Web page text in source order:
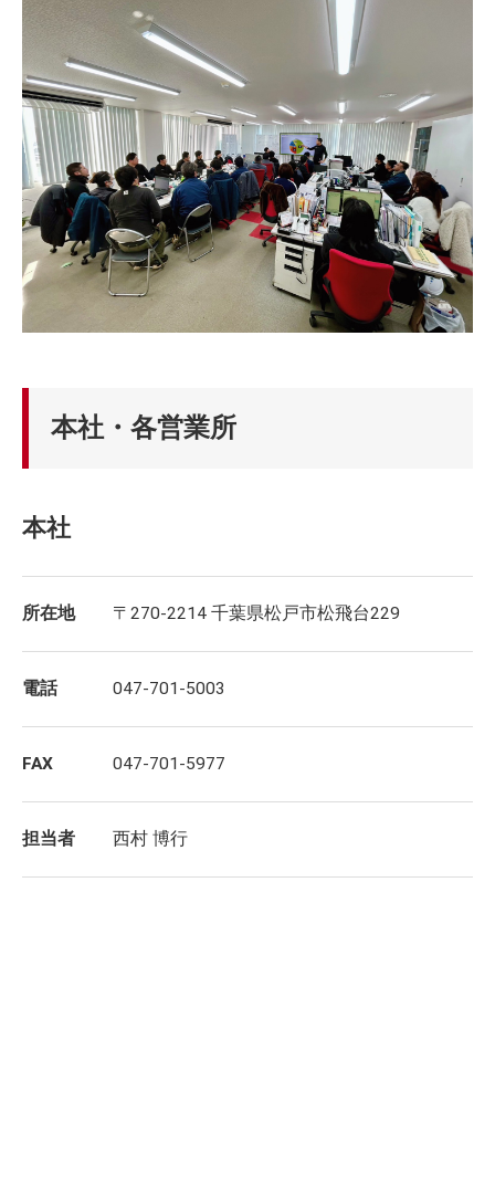
本社・各営業所
本社
所在地 〒270-2214 千葉県松戸市松飛台229
電話 047-701-5003
FAX 047-701-5977
担当者 西村 博行